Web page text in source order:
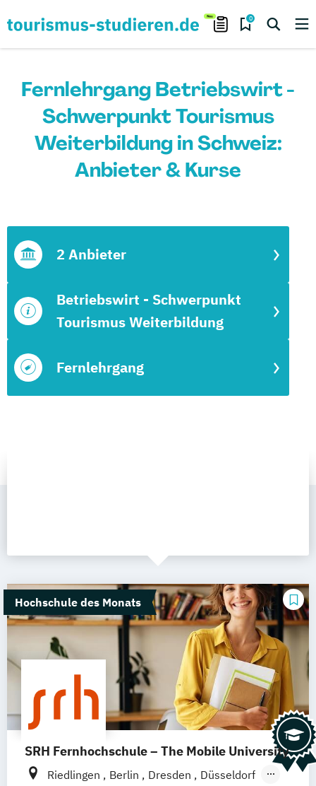
0
Fernlehrgang Betriebswirt -
Schwerpunkt Tourismus
Weiterbildung in Schweiz:
Anbieter & Kurse
Fernlehrgang
Betriebswirt - Schwerpunkt
Tourismus Weiterbildung
2 Anbieter
Hochschule des Monats
SRH Fernhochschule – The Mobile University
Riedlingen Berlin Dresden
Düsseldorf